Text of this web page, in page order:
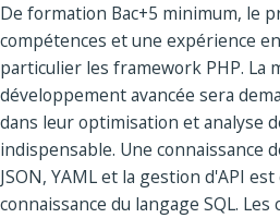
De formation Bac+5 minimum, le
compétences et une expérience
particulier les framework PHP. La
développement avancée sera
dans leur optimisation et analyse
indispensable. Une connaissance
JSON, YAML et la gestion d'API
connaissance du langage SQL.